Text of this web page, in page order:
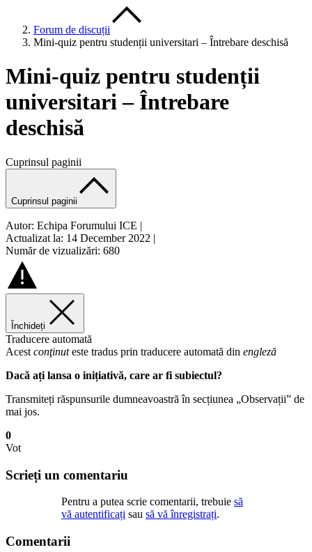
Forum de discuții
Mini-quiz pentru studenții universitari – Întrebare deschisă
Mini-quiz pentru studenții
universitari – Întrebare
deschisă
Cuprinsul paginii
Cuprinsul paginii
Autor: Echipa Forumului ICE |
Actualizat la: 14 December 2022 |
Număr de vizualizări: 680
Închideți
Traducere automată
Acest conţinuteste tradus prin traducere automată din engleză
Dacă ați lansa o inițiativă, care ar fi subiectul?
Transmiteți răspunsurile dumneavoastră în secțiunea „Observații” de
mai jos.
0
Vot
Scrieți un comentariu
Pentru a putea scrie comentarii, trebuie să
vă autentificați sau să vă înregistrați.
Comentarii